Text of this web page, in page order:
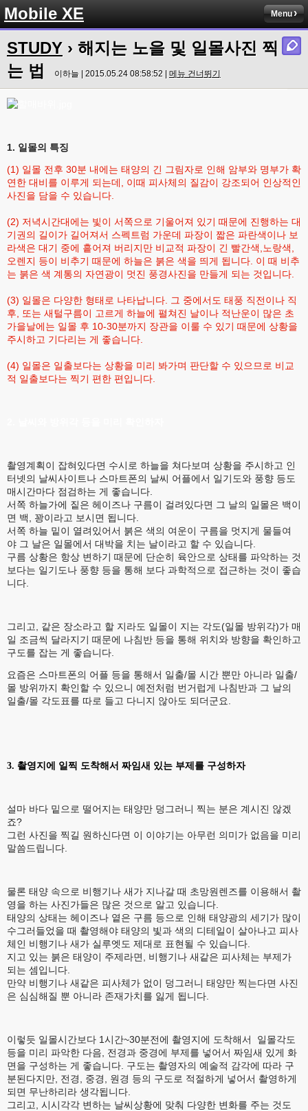
Mobile XE Menu
STUDY › 해지는 노을 및 일몰사진 찍
는 법
이하늘 | 2015.05.24 08:58:52 | 메뉴 건너뛰기
1. 일몰의 특징
(1) 일몰 전후 30분 내에는 태양의 긴 그림자로 인해 암부와 명부가 확
연한 대비를 이루게 되는데, 이때 피사체의 질감이 강조되어 인상적인
사진을 담을 수 있습니다.
(2) 저녁시간대에는 빛이 서쪽으로 기울어져 있기 때문에 진행하는 대
기권의 길이가 길어져서 스펙트럼 가운데 파장이 짧은 파란색이나 보
라색은 대기 중에 흩어져 버리지만 비교적 파장이 긴 빨간색,노랑색,
오렌지 등이 비추기 때문에 하늘은 붉은 색을 띄게 됩니다. 이 때 비추
는 붉은 색 계통의 자연광이 멋진 풍경사진을 만들게 되는 것입니다.
(3) 일몰은 다양한 형태로 나타납니다. 그 중에서도 태풍 직전이나 직
후, 또는 새털구름이 고르게 하늘에 펼쳐진 날이나 적난운이 많은 초
가을날에는 일몰 후 10-30분까지 장관을 이룰 수 있기 때문에 상황을
주시하고 기다리는 게 좋습니다.
(4) 일몰은 일출보다는 상황을 미리 봐가며 판단할 수 있으므로 비교
적 일출보다는 찍기 편한 편입니다.
촬영계획이 잡혀있다면 수시로 하늘을 쳐다보며 상황을 주시하고 인
터넷의 날씨사이트나 스마트폰의 날씨 어플에서 일기도와 풍향 등도
매시간마다 점검하는 게 좋습니다.
서쪽 하늘가에 짙은 헤이즈나 구름이 걸려있다면 그 날의 일몰은 백이
면 백, 꽝이라고 보시면 됩니다.
서쪽 하늘 밑이 열려있어서 붉은 색의 여운이 구름을 멋지게 물들여
야 그 날은 일몰에서 대박을 치는 날이라고 할 수 있습니다.
구름 상황은 항상 변하기 때문에 단순히 육안으로 상태를 파악하는 것
보다는 일기도나 풍향 등을 통해 보다 과학적으로 접근하는 것이 좋습
니다.
그리고, 같은 장소라고 할 지라도 일몰이 지는 각도(일몰 방위각)가 매
일 조금씩 달라지기 때문에 나침반 등을 통해 위치와 방향을 확인하고
구도를 잡는 게 좋습니다.
요즘은 스마트폰의 어플 등을 통해서 일출/몰 시간 뿐만 아니라 일출/
몰 방위까지 확인할 수 있으니 예전처럼 번거럽게 나침반과 그 날의
일출/몰 각도표를 따로 들고 다니지 않아도 되더군요.
3. 촬영지에 일찍 도착해서 짜임새 있는 부제를 구성하자
설마 바다 밑으로 떨어지는 태양만 덩그러니 찍는 분은 계시진 않겠
죠?
그런 사진을 찍길 원하신다면 이 이야기는 아무런 의미가 없음을 미리
말씀드립니다.
물론 태양 속으로 비행기나 새가 지나갈 때 초망원렌즈를 이용해서 촬
영을 하는 사진가들은 많은 것으로 알고 있습니다.
태양의 상태는 헤이즈나 옅은 구름 등으로 인해 태양광의 세기가 많이
수그러들었을 때 촬영해야 태양의 빛과 색의 디테일이 살아나고 피사
체인 비행기나 새가 실루엣도 제대로 표현될 수 있습니다.
지고 있는 붉은 태양이 주제라면, 비행기나 새같은 피사체는 부제가
되는 셈입니다.
만약 비행기나 새같은 피사체가 없이 덩그러니 태양만 찍는다면 사진
은 심심해질 뿐 아니라 존재가치를 잃게 됩니다.
이렇듯 일몰시간보다 1시간~30분전에 촬영지에 도착해서 일몰각도
등을 미리 파악한 다음, 전경과 중경에 부제를 넣어서 짜임새 있게 화
면을 구성하는 게 좋습니다. 구도는 촬영자의 예술적 감각에 따라 구
분된다지만, 전경, 중경, 원경 등의 구도로 적절하게 넣어서 촬영하게
되면 무난하리라 생각됩니다.
그리고, 시시각각 변하는 날씨상황에 맞춰 다양한 변화를 주는 것도